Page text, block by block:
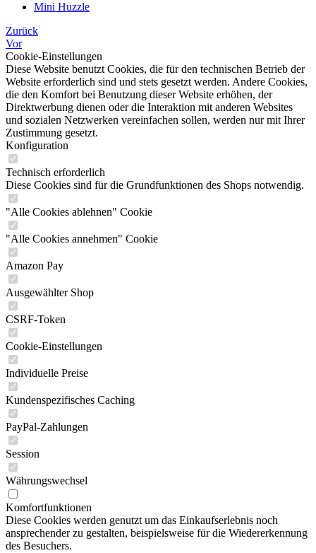
Mini Huzzle
Zurück
Vor
Cookie-Einstellungen
Diese Website benutzt Cookies, die für den technischen Betrieb der
Website erforderlich sind und stets gesetzt werden. Andere Cookies,
die den Komfort bei Benutzung dieser Website erhöhen, der
Direktwerbung dienen oder die Interaktion mit anderen Websites
und sozialen Netzwerken vereinfachen sollen, werden nur mit Ihrer
Zustimmung gesetzt.
Konfiguration
Technisch erforderlich
Diese Cookies sind für die Grundfunktionen des Shops notwendig.
"Alle Cookies ablehnen" Cookie
"Alle Cookies annehmen" Cookie
Amazon Pay
Ausgewählter Shop
CSRF-Token
Cookie-Einstellungen
Individuelle Preise
Kundenspezifisches Caching
PayPal-Zahlungen
Session
Währungswechsel
Komfortfunktionen
Diese Cookies werden genutzt um das Einkaufserlebnis noch
ansprechender zu gestalten, beispielsweise für die Wiedererkennung
des Besuchers.